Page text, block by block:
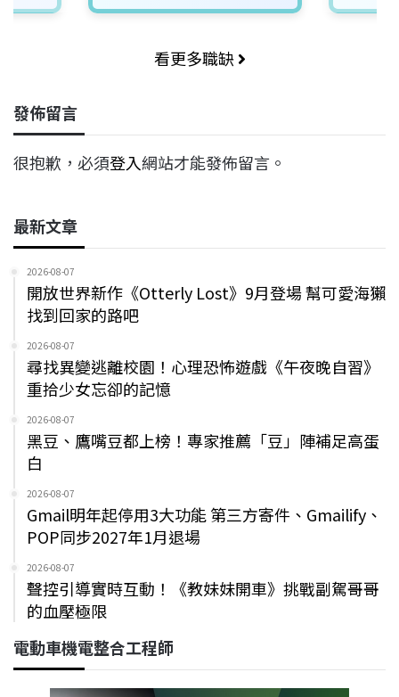
看更多職缺
發佈留言
很抱歉，必須登入網站才能發佈留言。
最新文章
2026-08-07
開放世界新作《Otterly Lost》9月登場 幫可愛海獺
找到回家的路吧
2026-08-07
尋找異變逃離校園！心理恐怖遊戲《午夜晚自習》
重拾少女忘卻的記憶
2026-08-07
黑豆、鷹嘴豆都上榜！專家推薦「豆」陣補足高蛋
白
2026-08-07
Gmail明年起停用3大功能 第三方寄件、Gmailify、
POP同步2027年1月退場
2026-08-07
聲控引導實時互動！《教妹妹開車》挑戰副駕哥哥
的血壓極限
電動車機電整合工程師